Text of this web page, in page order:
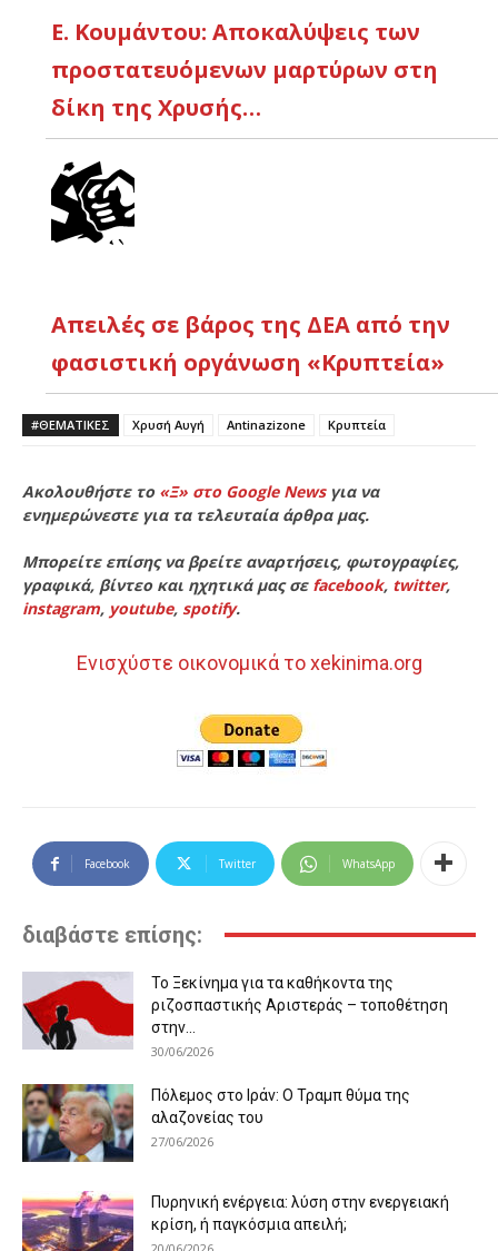
Ε. Κουμάντου: Αποκαλύψεις των
προστατευόμενων μαρτύρων στη
δίκη της Χρυσής…
Απειλές σε βάρος της ΔΕΑ από την
φασιστική οργάνωση «Κρυπτεία»
#ΘΕΜΑΤΙΚΈΣ Χρυσή Αυγή Antinazizone Κρυπτεία
Ακολουθήστε το «Ξ» στο Google Newsγια να
ενημερώνεστε για τα τελευταία άρθρα μας.
Μπορείτε επίσης να βρείτε αναρτήσεις, φωτογραφίες,
γραφικά, βίντεο και ηχητικά μας σε facebook, twitter,
instagram, youtube, spotify.
Ενισχύστε οικονομικά το xekinima.org
Facebook Twitter WhatsApp
διαβάστε επίσης:
Το Ξεκίνημα για τα καθήκοντα της
ριζοσπαστικής Αριστεράς – τοποθέτηση
στην...
30/06/2026
Πόλεμος στο Ιράν: Ο Τραμπ θύμα της
αλαζονείας του
27/06/2026
Πυρηνική ενέργεια: λύση στην ενεργειακή
κρίση, ή παγκόσμια απειλή;